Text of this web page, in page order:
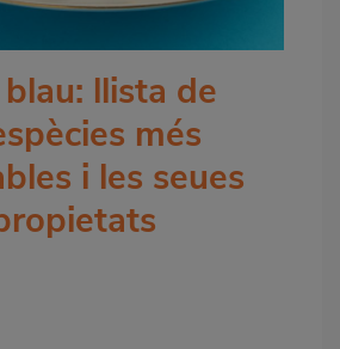
llista de
més
i les seues